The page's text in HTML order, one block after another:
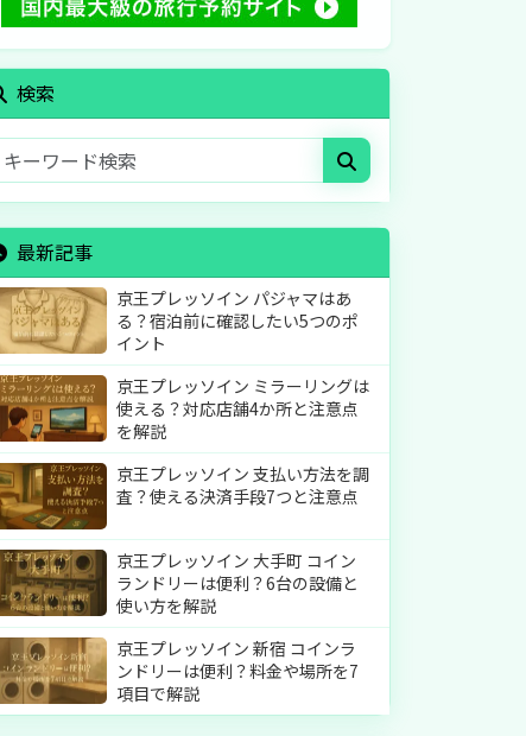
検索
最新記事
京王プレッソイン パジャマはあ
る？宿泊前に確認したい5つのポ
イント
京王プレッソイン ミラーリングは
使える？対応店舗4か所と注意点
を解説
京王プレッソイン 支払い方法を調
査？使える決済手段7つと注意点
京王プレッソイン 大手町 コイン
ランドリーは便利？6台の設備と
使い方を解説
京王プレッソイン 新宿 コインラ
ンドリーは便利？料金や場所を7
項目で解説